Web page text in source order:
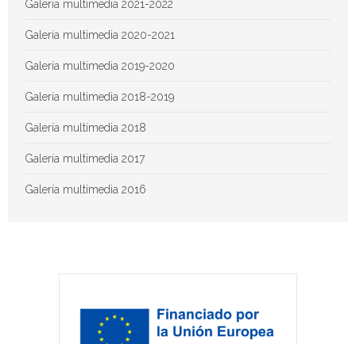
Galería multimedia 2021-2022
Galería multimedia 2020-2021
Galería multimedia 2019-2020
Galería multimedia 2018-2019
Galería multimedia 2018
Galería multimedia 2017
Galería multimedia 2016